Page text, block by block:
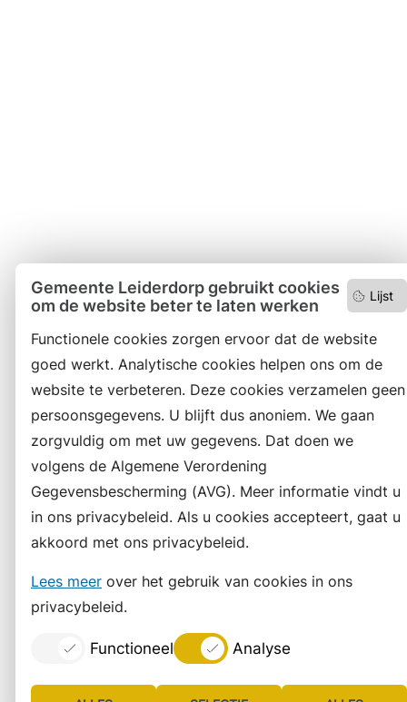
Lijst
Gemeente Leiderdorp gebruikt cookies
om de website beter te laten werken
Functionele cookies zorgen ervoor dat de website
goed werkt. Analytische cookies helpen ons om de
website te verbeteren. Deze cookies verzamelen geen
persoonsgegevens. U blijft dus anoniem. We gaan
zorgvuldig om met uw gegevens. Dat doen we
volgens de Algemene Verordening
Gegevensbescherming (AVG). Meer informatie vindt u
in ons privacybeleid. Als u cookies accepteert, gaat u
akkoord met ons privacybeleid.
Lees meer over het gebruik van cookies in ons
privacybeleid.
Functioneel Analyse